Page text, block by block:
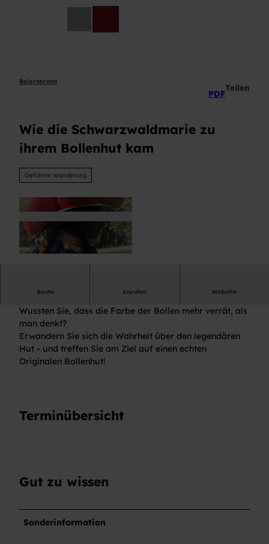
Baiersbronn
PDF
Teilen
Wie die Schwarzwaldmarie zu
ihrem Bollenhut kam
Geführte Wanderung
Route Anrufen Website
Geführte Wanderung
Wussten Sie, dass die Farbe der Bollen mehr verrät, als
man denkt?
Erwandern Sie sich die Wahrheit über den legendären
Hut - und treffen Sie am Ziel auf einen echten
Originalen Bollenhut!
Terminübersicht
Gut zu wissen
Sonderinformation